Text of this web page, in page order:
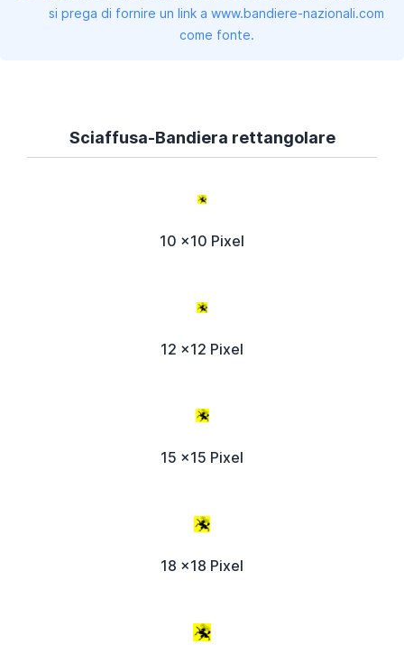
si prega di fornire un link a www.bandiere-nazionali.com
come fonte.
Sciaffusa-Bandiera rettangolare
10 x10 Pixel
12 x12 Pixel
15 x15 Pixel
18 x18 Pixel